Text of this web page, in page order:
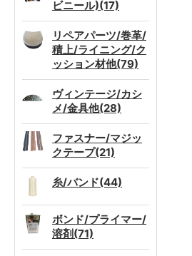
ビニール)(17)
リペアパーツ/巻革/
積上/ライニング/ク
ッション材他(79)
ヴィンテージ/カシ
メ/金具他(28)
ファスナー/マジッ
クテープ(21)
糸/バンド(44)
ボンド/プライマー/
溶剤(71)